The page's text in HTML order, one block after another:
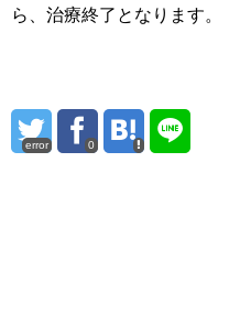
ら、治療終了となります。
error 0